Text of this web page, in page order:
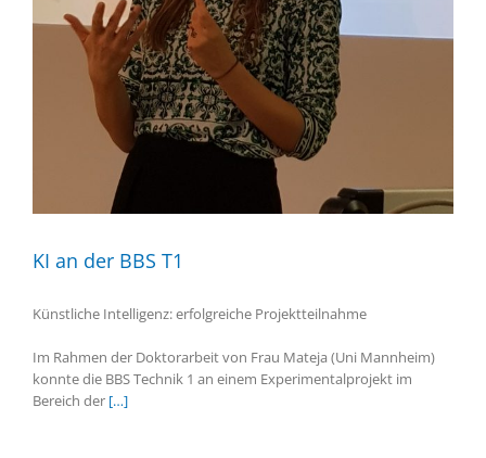
KI an der BBS T1
Künstliche Intelligenz: erfolgreiche Projektteilnahme
Im Rahmen der Doktorarbeit von Frau Mateja (Uni Mannheim)
konnte die BBS Technik 1 an einem Experimentalprojekt im
Bereich der […]